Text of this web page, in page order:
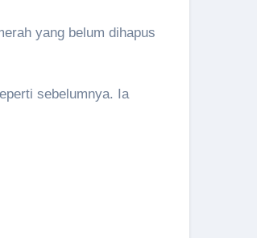
yang belum dihapus
sebelumnya. Ia